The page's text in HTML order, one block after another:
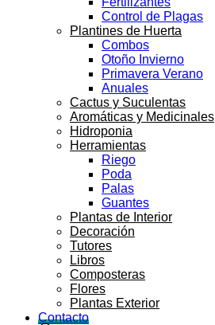
Control de Plagas
Plantines de Huerta
Combos
Otoño Invierno
Primavera Verano
Anuales
Cactus y Suculentas
Aromáticas y Medicinales
Hidroponia
Herramientas
Riego
Poda
Palas
Guantes
Plantas de Interior
Decoración
Tutores
Libros
Composteras
Flores
Plantas Exterior
Contacto